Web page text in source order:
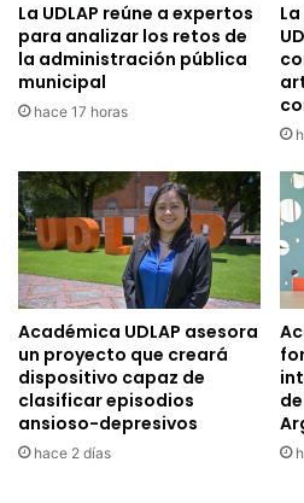
La UDLAP reúne a expertos
para analizar los retos de
la administración pública
municipal
hace 17 horas
Académica UDLAP asesora
un proyecto que creará
dispositivo capaz de
clasificar episodios
ansioso-depresivos
hace 2 días